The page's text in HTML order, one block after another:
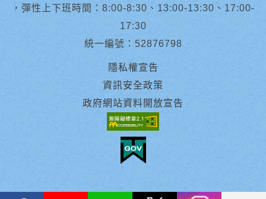
，彈性上下班時間：8:00-8:30、13:00-13:30、17:00-
17:30
統一編號：52876798
隱私權宣告
資訊安全政策
政府網站資料開放宣告